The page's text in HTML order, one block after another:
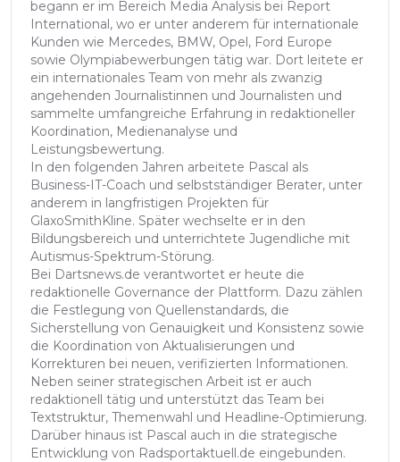
begann er im Bereich Media Analysis bei Report
International, wo er unter anderem für internationale
Kunden wie Mercedes, BMW, Opel, Ford Europe
sowie Olympiabewerbungen tätig war. Dort leitete er
ein internationales Team von mehr als zwanzig
angehenden Journalistinnen und Journalisten und
sammelte umfangreiche Erfahrung in redaktioneller
Koordination, Medienanalyse und
Leistungsbewertung.
In den folgenden Jahren arbeitete Pascal als
Business-IT-Coach und selbstständiger Berater, unter
anderem in langfristigen Projekten für
GlaxoSmithKline. Später wechselte er in den
Bildungsbereich und unterrichtete Jugendliche mit
Autismus-Spektrum-Störung.
Bei Dartsnews.de verantwortet er heute die
redaktionelle Governance der Plattform. Dazu zählen
die Festlegung von Quellenstandards, die
Sicherstellung von Genauigkeit und Konsistenz sowie
die Koordination von Aktualisierungen und
Korrekturen bei neuen, verifizierten Informationen.
Neben seiner strategischen Arbeit ist er auch
redaktionell tätig und unterstützt das Team bei
Textstruktur, Themenwahl und Headline-Optimierung.
Darüber hinaus ist Pascal auch in die strategische
Entwicklung von Radsportaktuell.de eingebunden.